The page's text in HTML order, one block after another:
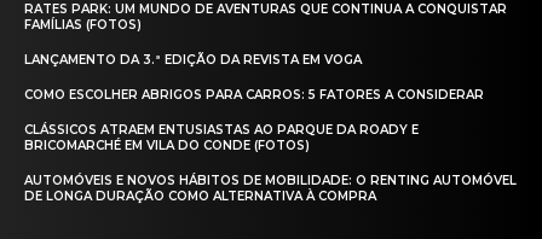
RATES PARK: UM MUNDO DE AVENTURAS QUE CONTINUA A CONQUISTAR
FAMÍLIAS (FOTOS)
LANÇAMENTO DA 3.ª EDIÇÃO DA REVISTA EM VOGA
COMO ESCOLHER ABRIGOS PARA CARROS: 5 FATORES A CONSIDERAR
CLÁSSICOS ATRAEM ENTUSIASTAS AO PARQUE DA ROADY E
BRICOMARCHÉ EM VILA DO CONDE (FOTOS)
AUTOMÓVEIS E NOVOS HÁBITOS DE MOBILIDADE: O RENTING AUTOMÓVEL
DE LONGA DURAÇÃO COMO ALTERNATIVA À COMPRA